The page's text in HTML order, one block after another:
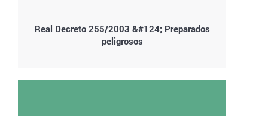
Real Decreto 255/2003 &#124; Preparados
peligrosos